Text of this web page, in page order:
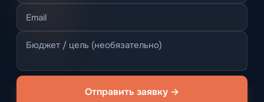
Отправить заявку →